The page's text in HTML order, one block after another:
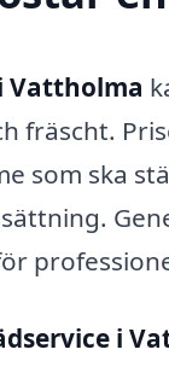
Vattholma
fräscht.
som ska
i